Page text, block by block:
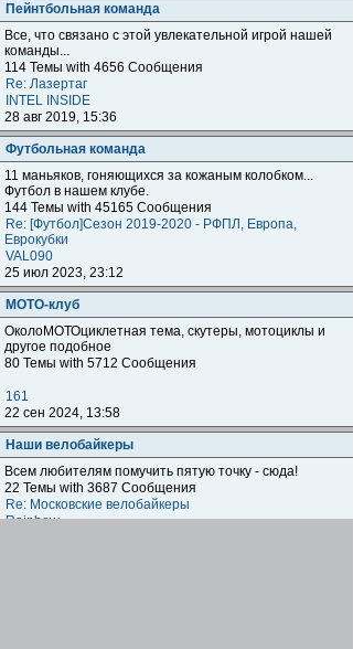
Пейнтбольная команда
Все, что связано с этой увлекательной игрой нашей
команды...
114 Темы with 4656 Сообщения
Re: Лазертаг
INTEL INSIDE
28 авг 2019, 15:36
Футбольная команда
11 маньяков, гоняющихся за кожаным колобком...
Футбол в нашем клубе.
144 Темы with 45165 Сообщения
Re: [Футбол]Сезон 2019-2020 - РФПЛ, Европа,
Еврокубки
VAL090
25 июл 2023, 23:12
МОТО-клуб
ОколоМОТОциклетная тема, скутеры, мотоциклы и
другое подобное
80 Темы with 5712 Сообщения
161
22 сен 2024, 13:58
Наши велобайкеры
Всем любителям помучить пятую точку - сюда!
22 Темы with 3687 Сообщения
Re: Московские велобайкеры
Rainbow